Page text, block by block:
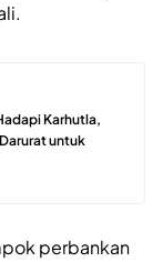
Karhutla,
untuk
perbankan